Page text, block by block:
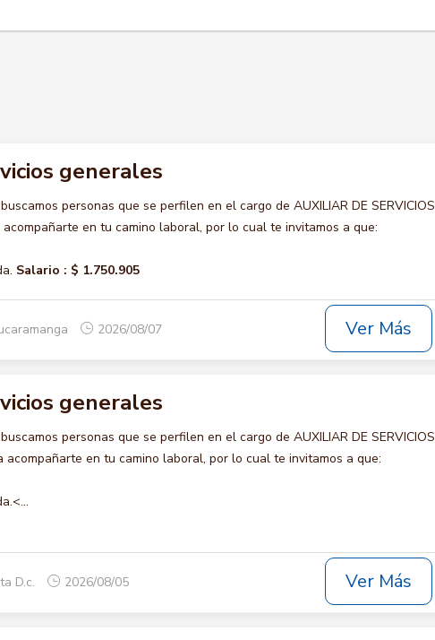
generales
personas que se perfilen en el cargo de AUXILIAR DE SERVICIOS
acompañarte en tu camino laboral, por lo cual te invitamos a que:
Salario : $ 1.750.905
2026/08/07 Ver Más
generales
personas que se perfilen en el cargo de AUXILIAR DE SERVICIOS
acompañarte en tu camino laboral, por lo cual te invitamos a que:
D.c. 2026/08/05 Ver Más